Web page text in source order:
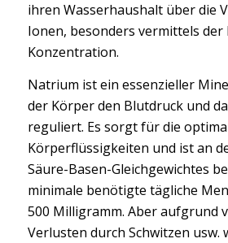
ihren Wasserhaushalt über die
Ionen, besonders vermittels
Konzentration.
Natrium ist ein essenzieller
der Körper den Blutdruck und
reguliert. Es sorgt für die
Körperflüssigkeiten und ist an
Säure-Basen-Gleichgewichtes
minimale benötigte tägliche
500 Milligramm. Aber aufgrund
Verlusten durch Schwitzen usw.